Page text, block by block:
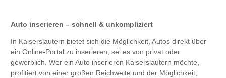
Auto inserieren – schnell & unkompliziert
In Kaiserslautern bietet sich die Möglichkeit, Autos direkt über
ein Online-Portal zu inserieren, sei es von privat oder
gewerblich. Wer ein Auto inserieren Kaiserslautern möchte,
profitiert von einer großen Reichweite und der Möglichkeit,